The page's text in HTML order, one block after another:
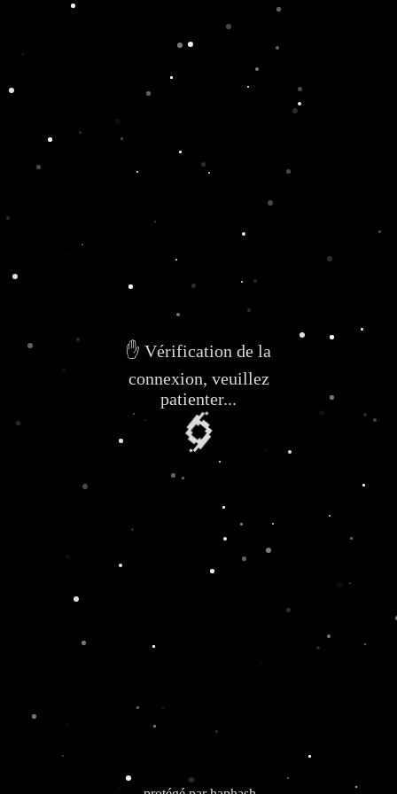
✋ Vérification de la
connexion, veuillez
patienter...
🌀